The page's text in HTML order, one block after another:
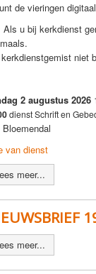
de vieringen
Als u bij kerkdienst
niet
2 augustus 2026
dienst Schrift en
van dienst
meer...
meer...